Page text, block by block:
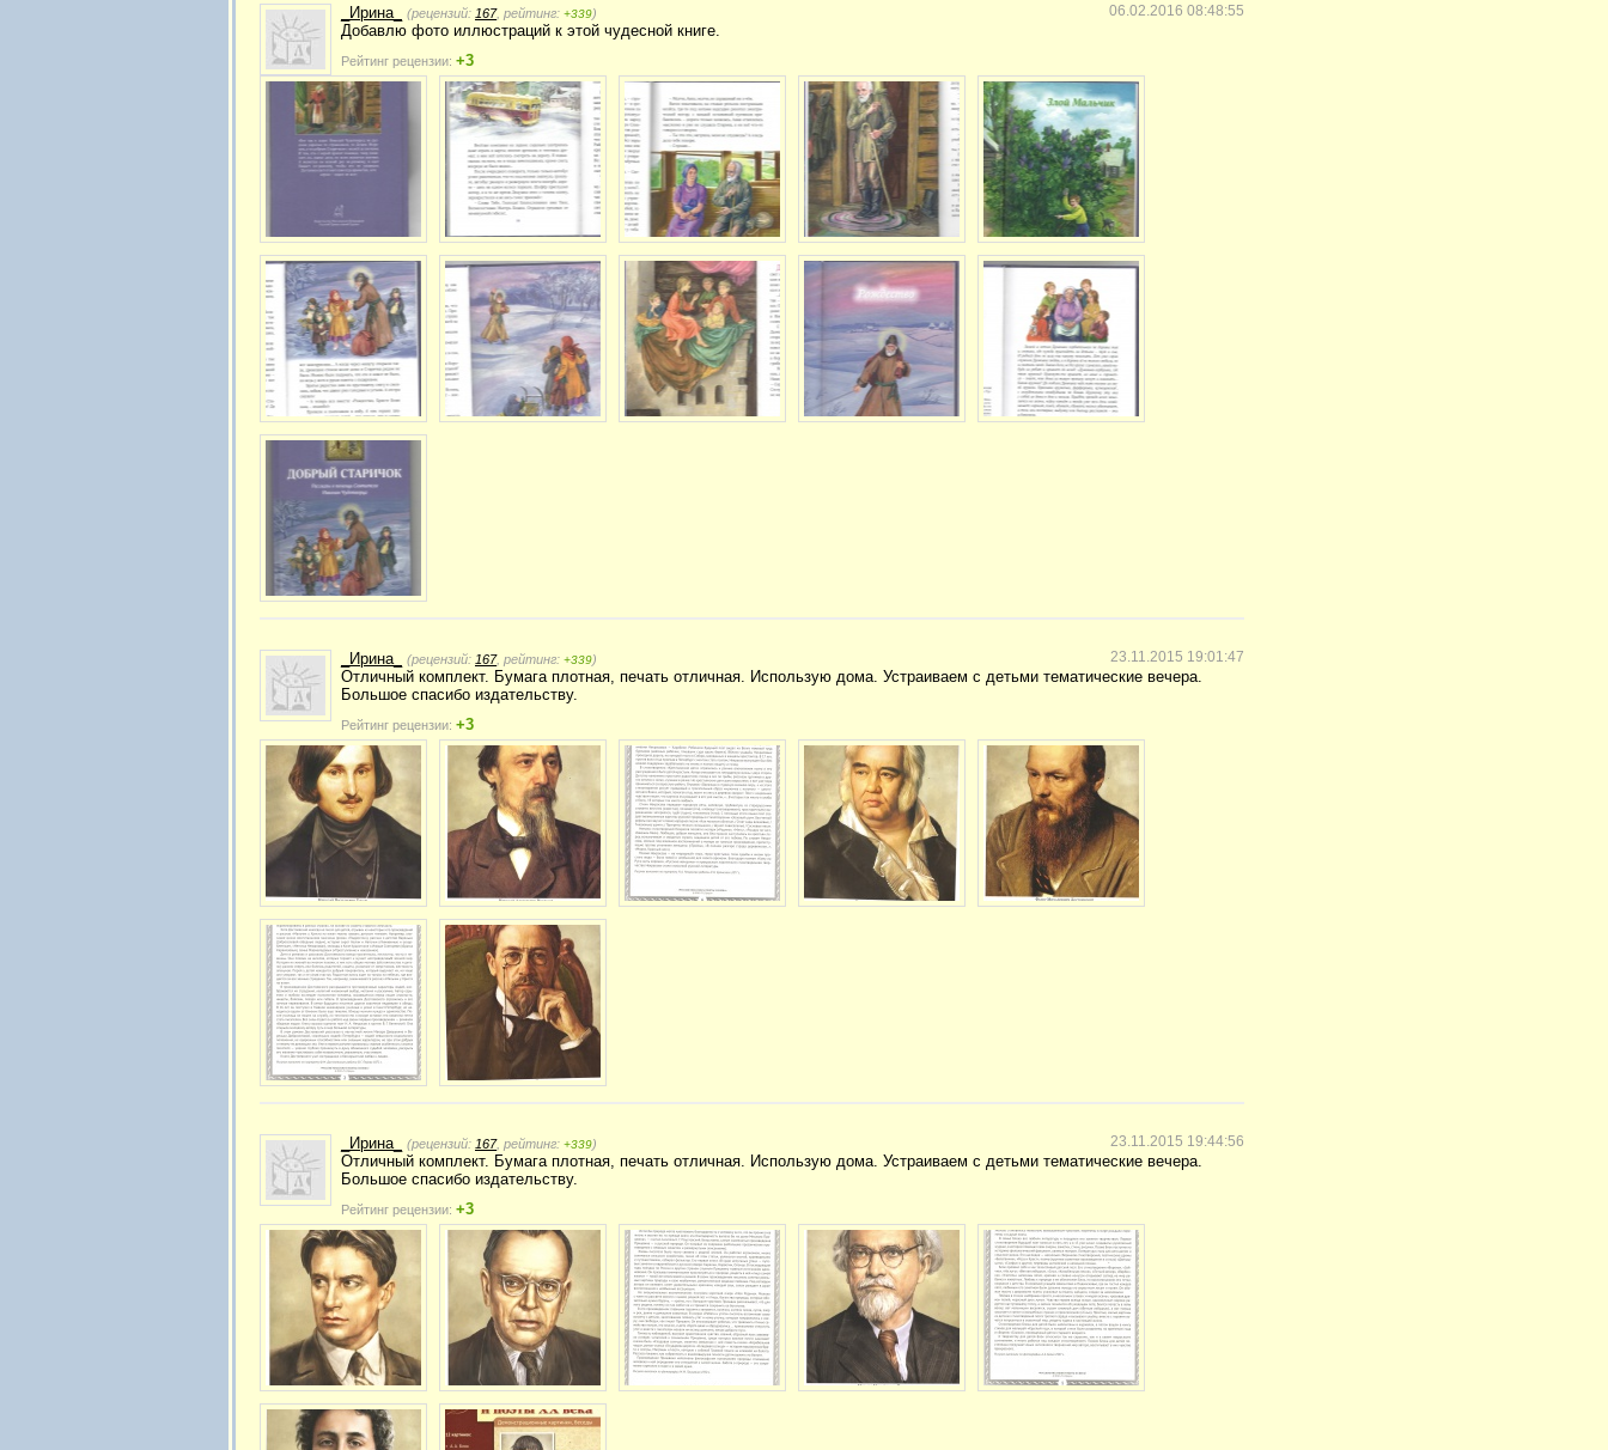
06.02.2016 08:48:55
_Ирина_ (рецензий: 167, рейтинг: +339)
Добавлю фото иллюстраций к этой чудесной книге.
Рейтинг рецензии: +3
23.11.2015 19:01:47
_Ирина_ (рецензий: 167, рейтинг: +339)
Отличный комплект. Бумага плотная, печать отличная. Использую дома. Устраиваем с детьми тематические вечера.
Большое спасибо издательству.
Рейтинг рецензии: +3
23.11.2015 19:44:56
_Ирина_ (рецензий: 167, рейтинг: +339)
Отличный комплект. Бумага плотная, печать отличная. Использую дома. Устраиваем с детьми тематические вечера.
Большое спасибо издательству.
Рейтинг рецензии: +3